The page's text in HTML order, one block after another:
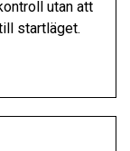
utan att
startläget.